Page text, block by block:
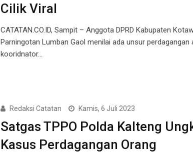
Cilik Viral
CATATAN.CO.ID, Sampit – Anggota DPRD Kabupaten
Parningotan Lumban Gaol menilai ada unsur perdagangan
kooridnator…
Redaksi Catatan Kamis, 6 Juli 2023
Satgas TPPO Polda Kalteng
Kasus Perdagangan Orang